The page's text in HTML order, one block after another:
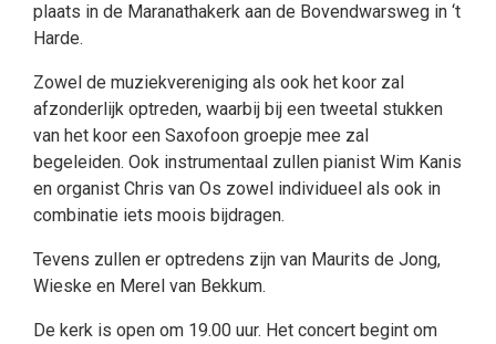
plaats in de Maranathakerk aan de Bovendwarsweg in ‘t
Harde.
Zowel de muziekvereniging als ook het koor zal
afzonderlijk optreden, waarbij bij een tweetal stukken
van het koor een Saxofoon groepje mee zal
begeleiden. Ook instrumentaal zullen pianist Wim Kanis
en organist Chris van Os zowel individueel als ook in
combinatie iets moois bijdragen.
Tevens zullen er optredens zijn van Maurits de Jong,
Wieske en Merel van Bekkum.
De kerk is open om 19.00 uur. Het concert begint om